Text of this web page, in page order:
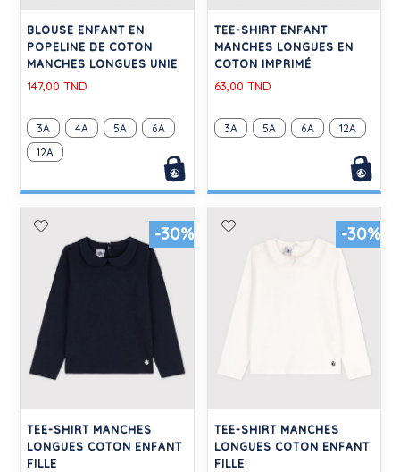
BLOUSE ENFANT EN
POPELINE DE COTON
MANCHES LONGUES UNIE
147,00 TND
3A 4A 5A
6A
12A
TEE-SHIRT ENFANT
MANCHES LONGUES EN
COTON IMPRIMÉ
63,00 TND
3A 5A 6A 12A
-30%
TEE-SHIRT MANCHES
LONGUES COTON ENFANT
FILLE
-30%
TEE-SHIRT MANCHES
LONGUES COTON ENFANT
FILLE